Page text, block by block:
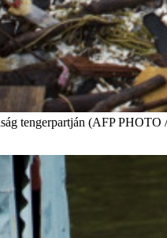
tengerpartján (AFP PHOTO